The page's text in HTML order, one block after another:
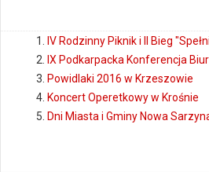
IV Rodzinny Piknik i II Bieg
IX Podkarpacka Konferencja
Powidlaki 2016 w Krzeszowie
Koncert Operetkowy w Krośnie
Dni Miasta i Gminy Nowa